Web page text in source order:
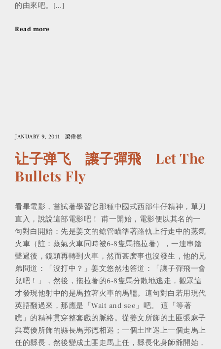
的由來吧。[…]
Read more
JANUARY 9, 2011 梁偉然
让子弹飞 讓子彈飛 Let The
Bullets Fly
看畢電影，嘗試著學習它那種中國式西部牛仔精神，單刀
直入，說說這部電影吧！ 甫一開始，電影便以其名的一
句對白開始：先是姜文的鎗管瞄準著路軌上行走中的蒸氣
火車（註：蒸氣火車同時被6-8隻馬拖拉著），一連串鎗
聲過後，鏡頭再轉到火車，然而甚麽事也沒發生，他的兄
弟問道：「沒打中？」姜文悠然地答道：「讓子彈飛一會
兒吧！」，然後，拖拉著的6-8隻馬分散地逃走，觀眾這
才發現他射中的是馬拉著火車的馬韁。這句對白若用現代
英語翻過來，那應是「Wait and see」吧。 這「等著
瞧」的精神貫穿整套戲的脈絡。從姜文所飾的土匪張麻子
與葛優所飾的縣長馬邦德相遇；一個土匪遇上一個走馬上
任的縣長，然後變成土匪走馬上任，縣長化身師爺開始，